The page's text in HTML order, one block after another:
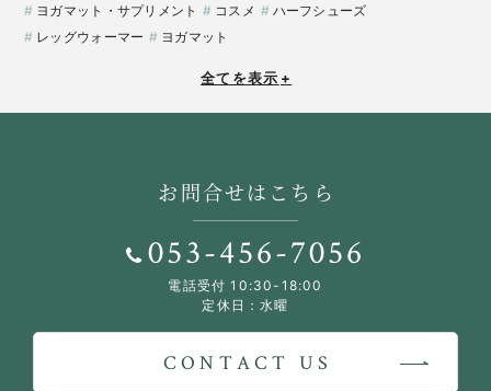
ヨガマット・サプリメント
コスメ
ハーフシューズ
レッグウォーマー
ヨガマット
全てを表示 +
お問合せはこちら
053-456-7056
電話受付 10:30-18:00
定休日：水曜
CONTACT US